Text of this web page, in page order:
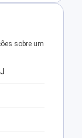
sobre um